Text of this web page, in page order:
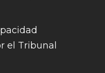
el Tribunal